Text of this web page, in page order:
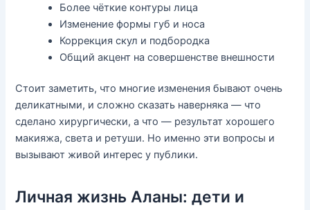
Более чёткие контуры лица
Изменение формы губ и носа
Коррекция скул и подбородка
Общий акцент на совершенстве внешности
Стоит заметить, что многие изменения бывают очень
деликатными, и сложно сказать наверняка — что
сделано хирургически, а что — результат хорошего
макияжа, света и ретуши. Но именно эти вопросы и
вызывают живой интерес у публики.
Личная жизнь Аланы: дети и